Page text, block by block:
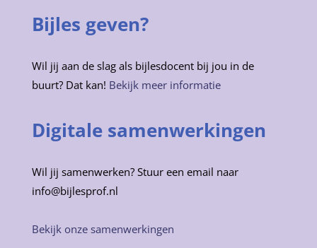
Bijles geven?
Wil jij aan de slag als bijlesdocent bij jou in de
buurt? Dat kan! Bekijk meer informatie
Digitale samenwerkingen
Wil jij samenwerken? Stuur een email naar
info@bijlesprof.nl
Bekijk onze samenwerkingen